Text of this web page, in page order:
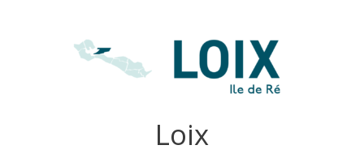
Loix